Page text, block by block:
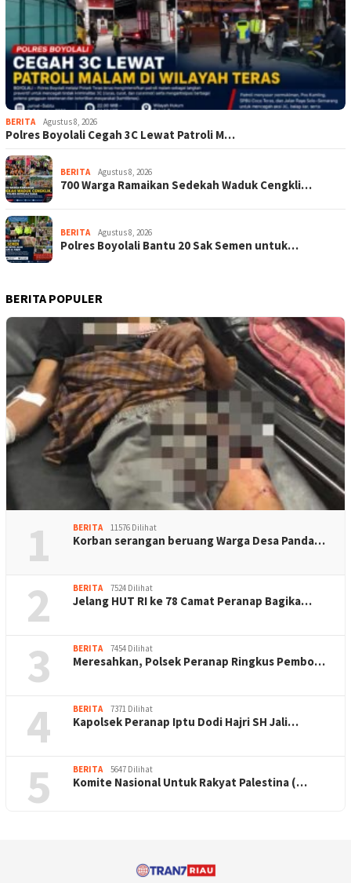
BERITA Agustus 8, 2026
Polres Boyolali Cegah 3C Lewat Patroli M…
BERITA Agustus 8, 2026
700 Warga Ramaikan Sedekah Waduk Cengkli…
BERITA Agustus 8, 2026
Polres Boyolali Bantu 20 Sak Semen untuk…
BERITA POPULER
1 BERITA 11576 Dilihat
Korban serangan beruang Warga Desa Panda…
2 BERITA 7524 Dilihat
Jelang HUT RI ke 78 Camat Peranap Bagika…
3 BERITA 7454 Dilihat
Meresahkan, Polsek Peranap Ringkus Pembo…
4 BERITA 7371 Dilihat
Kapolsek Peranap Iptu Dodi Hajri SH Jali…
5 BERITA 5647 Dilihat
Komite Nasional Untuk Rakyat Palestina (…